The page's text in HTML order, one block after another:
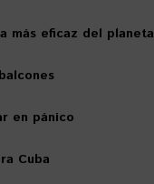
más eficaz del planeta
en pánico
Cuba